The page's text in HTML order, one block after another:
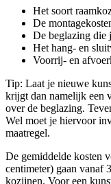
Het soort
De
De beglazing die
Het hang- en
Voorrij- en
Tip: Laat je nieuwe
krijgt dan namelijk een
over de beglazing.
Wel moet je hiervoor
maatregel.
De gemiddelde kosten
centimeter) gaan vanaf
kozijnen. Voor een